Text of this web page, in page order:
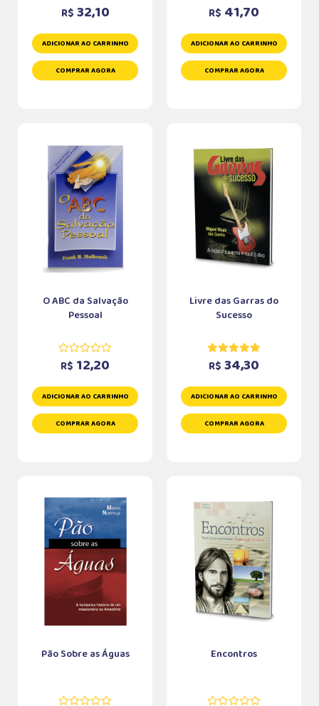
R$ 32,10
ADICIONAR AO CARRINHO
COMPRAR AGORA
R$ 41,70
ADICIONAR AO CARRINHO
COMPRAR AGORA
O ABC da Salvação
Pessoal
R$ 12,20
ADICIONAR AO CARRINHO
COMPRAR AGORA
Livre das Garras do
Sucesso
R$ 34,30
ADICIONAR AO CARRINHO
COMPRAR AGORA
Pão Sobre as Águas Encontros